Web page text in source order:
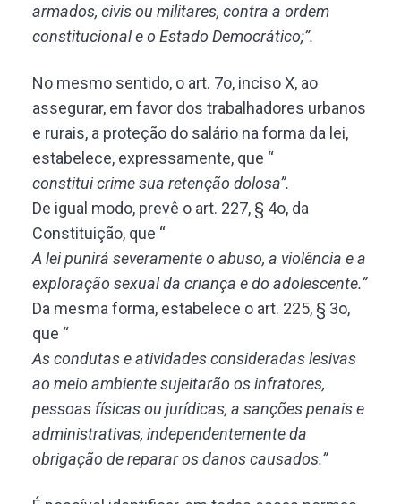
armados, civis ou militares, contra a ordem
constitucional e o Estado Democrático;”.
No mesmo sentido, o art. 7o, inciso X, ao
assegurar, em favor dos trabalhadores urbanos
e rurais, a proteção do salário na forma da lei,
estabelece, expressamente, que “
constitui crime sua retenção dolosa”.
De igual modo, prevê o art. 227, § 4o, da
Constituição, que “
A lei punirá severamente o abuso, a violência e a
exploração sexual da criança e do adolescente.”
Da mesma forma, estabelece o art. 225, § 3o,
que “
As condutas e atividades consideradas lesivas
ao meio ambiente sujeitarão os infratores,
pessoas físicas ou jurídicas, a sanções penais e
administrativas, independentemente da
obrigação de reparar os danos causados.”